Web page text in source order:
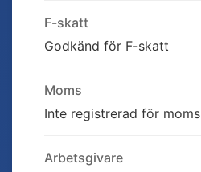
F-skatt
Godkänd för F-skatt
Moms
Inte registrerad för moms
Arbetsgivare